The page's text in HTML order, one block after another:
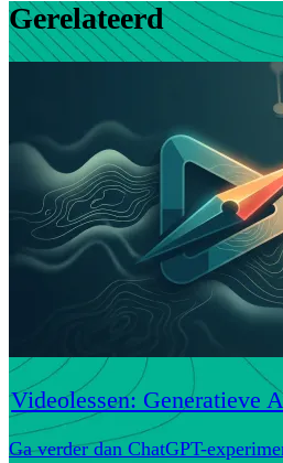
Gerelateerd
Videolessen: Generatieve
Ga verder dan ChatGPT-